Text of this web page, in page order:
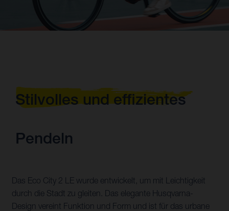
Stilvolles und effizientes
Pendeln
Das Eco City 2 LE wurde entwickelt, um mit Leichtigkeit
durch die Stadt zu gleiten. Das elegante Husqvarna-
Design vereint Funktion und Form und ist für das urbane